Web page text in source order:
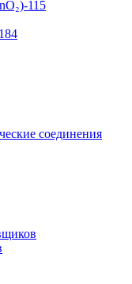
115
соединения